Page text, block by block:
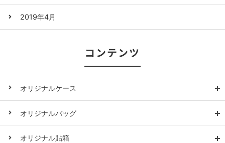
2019年4月
コンテンツ
オリジナルケース
オリジナルバッグ
オリジナル貼箱